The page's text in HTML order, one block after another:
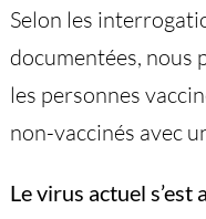
Selon les
documentées, nous
les personnes
non-vaccinés avec
Le virus actuel